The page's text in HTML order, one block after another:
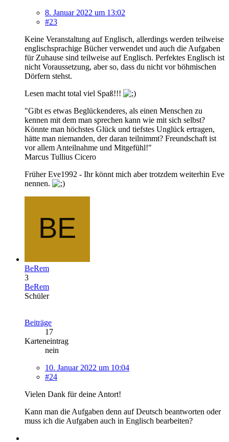
8. Januar 2022 um 13:02
#23
Keine Veranstaltung auf Englisch, allerdings werden teilweise
englischsprachige Bücher verwendet und auch die Aufgaben
für Zuhause sind teilweise auf Englisch. Perfektes Englisch ist
nicht Voraussetzung, aber so, dass du nicht vor böhmischen
Dörfern stehst.
Lesen macht total viel Spaß!!!
"Gibt es etwas Beglückenderes, als einen Menschen zu
kennen mit dem man sprechen kann wie mit sich selbst?
Könnte man höchstes Glück und tiefstes Unglück ertragen,
hätte man niemanden, der daran teilnimmt? Freundschaft ist
vor allem Anteilnahme und Mitgefühl!"
Marcus Tullius Cicero
Früher Eve1992 - Ihr könnt mich aber trotzdem weiterhin Eve
nennen.
BeRem
3
BeRem
Schüler
Beiträge
17
Karteneintrag
nein
10. Januar 2022 um 10:04
#24
Vielen Dank für deine Antort!
Kann man die Aufgaben denn auf Deutsch beantworten oder
muss ich die Aufgaben auch in Englisch bearbeiten?